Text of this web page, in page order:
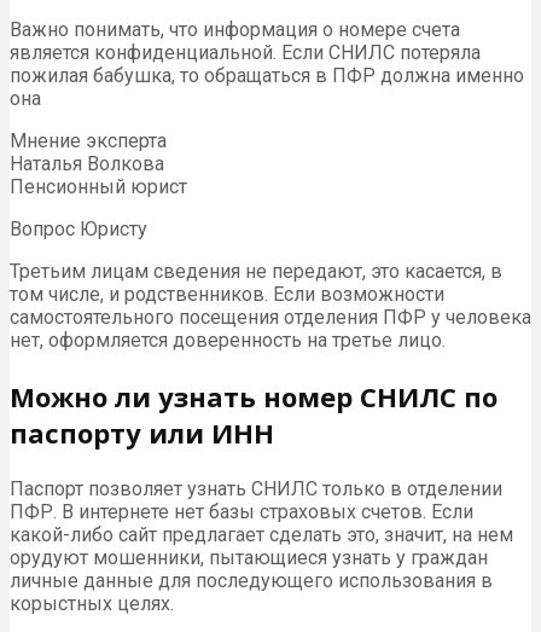
Важно понимать, что информация о номере счета
является конфиденциальной. Если СНИЛС потеряла
пожилая бабушка, то обращаться в ПФР должна именно
она
Мнение эксперта
Наталья Волкова
Пенсионный юрист
Вопрос Юристу
Третьим лицам сведения не передают, это касается, в
том числе, и родственников. Если возможности
самостоятельного посещения отделения ПФР у человека
нет, оформляется доверенность на третье лицо.
Можно ли узнать номер СНИЛС по
паспорту или ИНН
Паспорт позволяет узнать СНИЛС только в отделении
ПФР. В интернете нет базы страховых счетов. Если
какой-либо сайт предлагает сделать это, значит, на нем
орудуют мошенники, пытающиеся узнать у граждан
личные данные для последующего использования в
корыстных целях.